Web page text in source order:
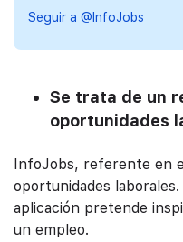
Seguir a @InfoJobs
Se trata de un
oportunidades
InfoJobs, referente en
oportunidades
aplicación pretende
un empleo.